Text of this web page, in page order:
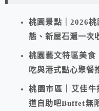
桃園景點｜2026
態、新屋石滬一次
桃園藝文特區美食
吃與港式點心聚餐
桃園市區｜艾佳牛
道自助吧Buffet無